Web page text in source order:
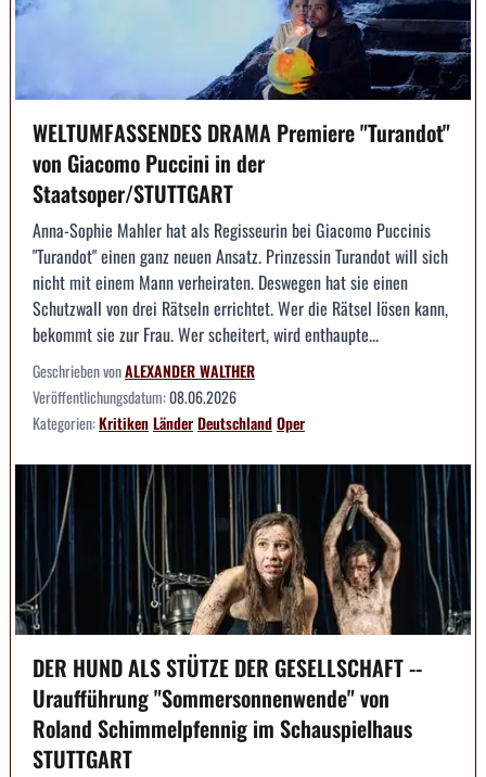
WELTUMFASSENDES DRAMA Premiere "Turandot"
von Giacomo Puccini in der
Staatsoper/STUTTGART
Anna-Sophie Mahler hat als Regisseurin bei Giacomo Puccinis
"Turandot" einen ganz neuen Ansatz. Prinzessin Turandot will sich
nicht mit einem Mann verheiraten. Deswegen hat sie einen
Schutzwall von drei Rätseln errichtet. Wer die Rätsel lösen kann,
bekommt sie zur Frau. Wer scheitert, wird enthaupte...
Geschrieben vonALEXANDER WALTHER
Veröffentlichungsdatum:08.06.2026
Kategorien:KritikenLänderDeutschlandOper
DER HUND ALS STÜTZE DER GESELLSCHAFT --
Uraufführung "Sommersonnenwende" von
Roland Schimmelpfennig im Schauspielhaus
STUTTGART